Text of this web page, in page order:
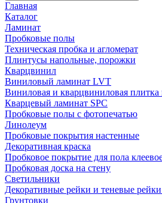
Главная
Каталог
Ламинат
Пробковые полы
Техническая пробка и агломерат
Плинтусы напольные, порожки
Кварцвинил
Виниловый ламинат LVT
Виниловая и кварцвиниловая плитка
Кварцевый ламинат SPC
Пробковые полы с фотопечатью
Линолеум
Пробковые покрытия настенные
Декоративная краска
Пробковое покрытие для пола
Пробковая доска на стену
Светильники
Декоративные рейки и теневые
Грунтовки